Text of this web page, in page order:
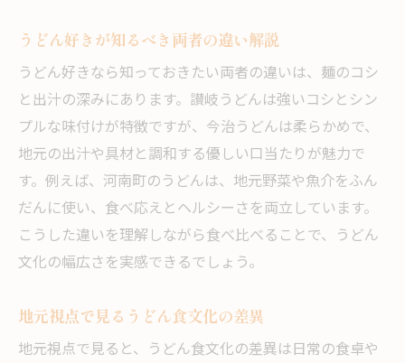
うどん好きが知るべき両者の違い解説
うどん好きなら知っておきたい両者の違いは、麺のコシ
と出汁の深みにあります。讃岐うどんは強いコシとシン
プルな味付けが特徴ですが、今治うどんは柔らかめで、
地元の出汁や具材と調和する優しい口当たりが魅力で
す。例えば、河南町のうどんは、地元野菜や魚介をふん
だんに使い、食べ応えとヘルシーさを両立しています。
こうした違いを理解しながら食べ比べることで、うどん
文化の幅広さを実感できるでしょう。
地元視点で見るうどん食文化の差異
地元視点で見ると、うどん食文化の差異は日常の食卓や